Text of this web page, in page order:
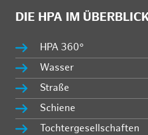
DIE HPA IM
HPA 360°
Wasser
Straße
Schiene
Tochtergesellschaften